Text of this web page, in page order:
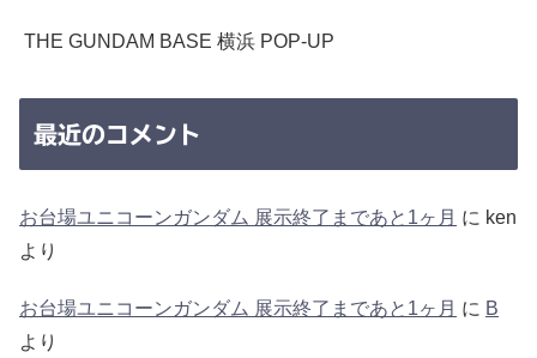
THE GUNDAM BASE 横浜 POP-UP
最近のコメント
お台場ユニコーンガンダム 展示終了まであと1ヶ月 に ken
より
お台場ユニコーンガンダム 展示終了まであと1ヶ月 に B
より